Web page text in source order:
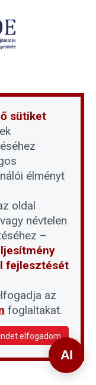
sütiket
élményt
oldal
névtelen
–
fejlesztését
az
foglaltakat.
elfogadom